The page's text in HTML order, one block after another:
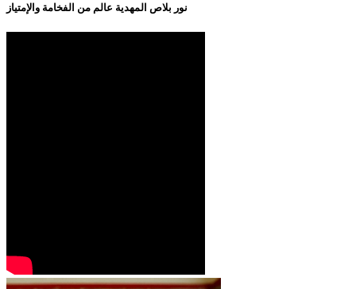
نور بلاص المهدية عالم من الفخامة والإمتياز